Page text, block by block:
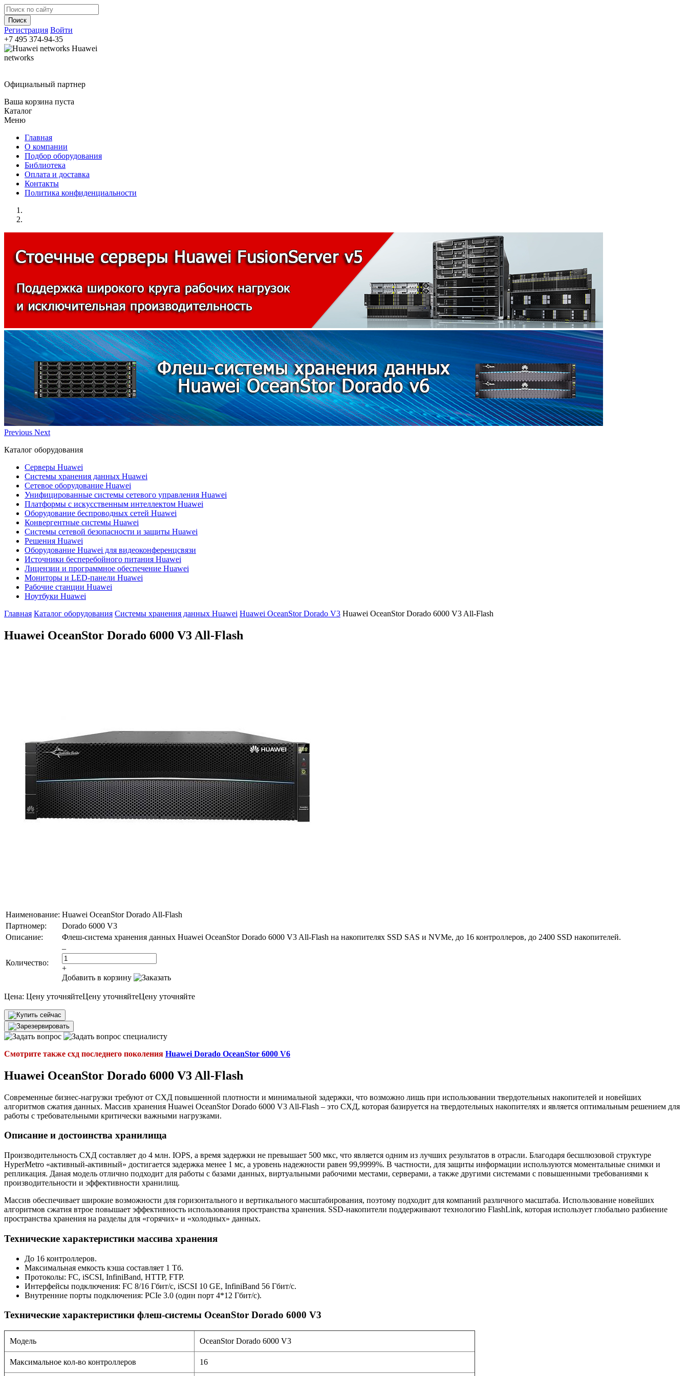
Регистрация Войти
+7 495 374-94-35
Huawei
networks
Официальный партнер
Ваша корзина пуста
Каталог
Меню
Главная
О компании
Подбор оборудования
Библиотека
Оплата и доставка
Контакты
Политика конфиденциальности
Previous Next
Каталог оборудования
Серверы Huawei
Системы хранения данных Huawei
Сетевое оборудование Huawei
Унифицированные системы сетевого управления Huawei
Платформы с искусственным интеллектом Huawei
Оборудование беспроводных сетей Huawei
Конвергентные системы Huawei
Системы сетевой безопасности и защиты Huawei
Решения Huawei
Оборудование Huawei для видеоконференцсвязи
Источники бесперебойного питания Huawei
Лицензии и программное обеспечение Huawei
Мониторы и LED-панели Huawei
Рабочие станции Huawei
Ноутбуки Huawei
Главная Каталог оборудования Системы хранения данных Huawei Huawei OceanStor Dorado V3 Huawei OceanStor Dorado 6000 V3 All-Flash
Huawei OceanStor Dorado 6000 V3 All-Flash
Наименование: Huawei OceanStor Dorado All-Flash
Партномер:
Dorado 6000 V3
Описание:
Флеш-система хранения данных Huawei OceanStor Dorado 6000 V3 All-Flash на накопителях SSD SAS и NVMe, до 16 контроллеров, до 2400 SSD накопителей.
Количество:
–
+
Добавить в корзину
Цена: Цену уточняйтеЦену уточняйтеЦену уточняйте
Смотрите также схд последнего поколения Huawei Dorado OceanStor 6000 V6
Huawei OceanStor Dorado 6000 V3 All-Flash
Современные бизнес-нагрузки требуют от СХД повышенной плотности и минимальной задержки, что возможно лишь при использовании твердотельных накопителей и новейших
алгоритмов сжатия данных. Массив хранения Huawei OceanStor Dorado 6000 V3 All-Flash – это СХД, которая базируется на твердотельных накопителях и является оптимальным решением для
работы с требовательными критически важными нагрузками.
Описание и достоинства хранилища
Производительность СХД составляет до 4 млн. IOPS, а время задержки не превышает 500 мкс, что является одним из лучших результатов в отрасли. Благодаря бесшлюзовой структуре
HyperMetro «активный-активный» достигается задержка менее 1 мс, а уровень надежности равен 99,9999%. В частности, для защиты информации используются моментальные снимки и
репликация. Даная модель отлично подходит для работы с базами данных, виртуальными рабочими местами, серверами, а также другими системами с повышенными требованиями к
производительности и эффективности хранилищ.
Массив обеспечивает широкие возможности для горизонтального и вертикального масштабирования, поэтому подходит для компаний различного масштаба. Использование новейших
алгоритмов сжатия втрое повышает эффективность использования пространства хранения. SSD-накопители поддерживают технологию FlashLink, которая использует глобально разбиение
пространства хранения на разделы для «горячих» и «холодных» данных.
Технические характеристики массива хранения
До 16 контроллеров.
Максимальная емкость кэша составляет 1 Тб.
Протоколы: FC, iSCSI, InfiniBand, HTTP, FTP.
Интерфейсы подключения: FC 8/16 Гбит/с, iSCSI 10 GE, InfiniBand 56 Гбит/с.
Внутренние порты подключения: PCIe 3.0 (один порт 4*12 Гбит/с).
Технические характеристики флеш-системы OceanStor Dorado 6000 V3
Модель OceanStor Dorado 6000 V3
Максимальное кол-во контроллеров 16